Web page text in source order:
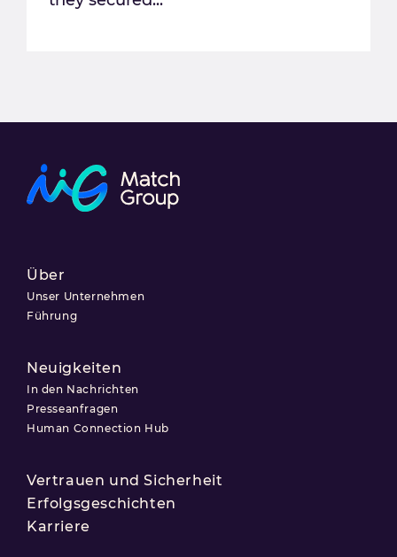
Über
Unser Unternehmen
Führung
Neuigkeiten
In den Nachrichten
Presseanfragen
Human Connection Hub
Vertrauen und Sicherheit
Erfolgsgeschichten
Karriere